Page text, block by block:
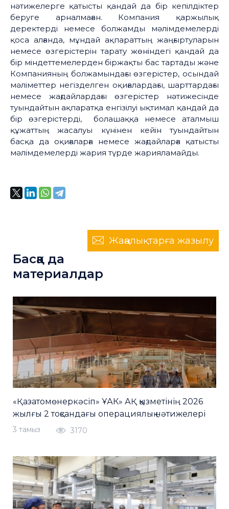
нәтижелерге қатысты қандай да бір кепілдіктер
беруге арналмаған. Компания қаржылық
деректерді немесе болжамды мәлімдемелерді
қоса алғанда, мұндай ақпараттың жаңғыртуларын
немесе өзгерістерін тарату жөніндегі қандай да
бір міндеттемелерден біржақты бас тартады және
Компанияның болжамындағы өзгерістер, осындай
мәліметтер негізделген оқиғалардағы, шарттардағы
немесе жағдайлардағы өзгерістер нәтижесінде
туындайтын ақпаратқа енгізілуі ықтимал қандай да
бір өзгерістерді, болашаққа немесе аталмыш
құжаттың жасалуы күнінен кейін туындайтын
басқа да оқиғаларға немесе жағдайларға қатысты
мәлімдемелерді жария түрде жарияламайды.
Жаңалықтарға жазылу
Басқа да
материалдар
«Қазатомөнеркәсіп» ҰАК» АҚ қызметінің 2026
жылғы 2 тоқсандағы операциялық нәтижелері
3 тамыз 3170